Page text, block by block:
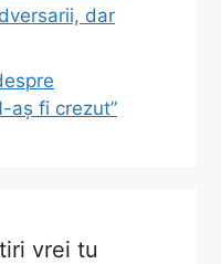
dar
aș fi crezut”
vrei tu